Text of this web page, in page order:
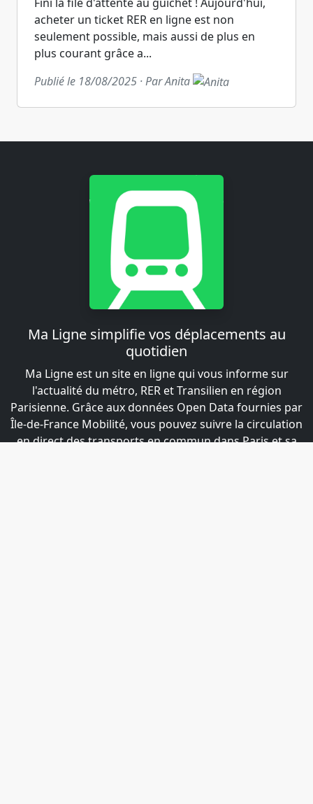
acheter un ticket RER en ligne est non
seulement possible, mais aussi de plus en
plus courant grâce a...
Publié le 18/08/2025 · Par Anita
Ma Ligne simplifie vos déplacements au
quotidien
Ma Ligne est un site en ligne qui vous informe sur
l'actualité du métro, RER et Transilien en région
Parisienne. Grâce aux données Open Data fournies par
Île-de-France Mobilité, vous pouvez suivre la circulation
en direct des transports en commun dans Paris et sa